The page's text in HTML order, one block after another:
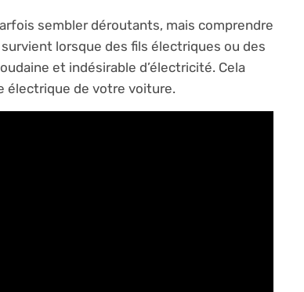
sembler déroutants, mais comprendre
lorsque des fils électriques ou des
et indésirable d’électricité. Cela
électrique de votre voiture.